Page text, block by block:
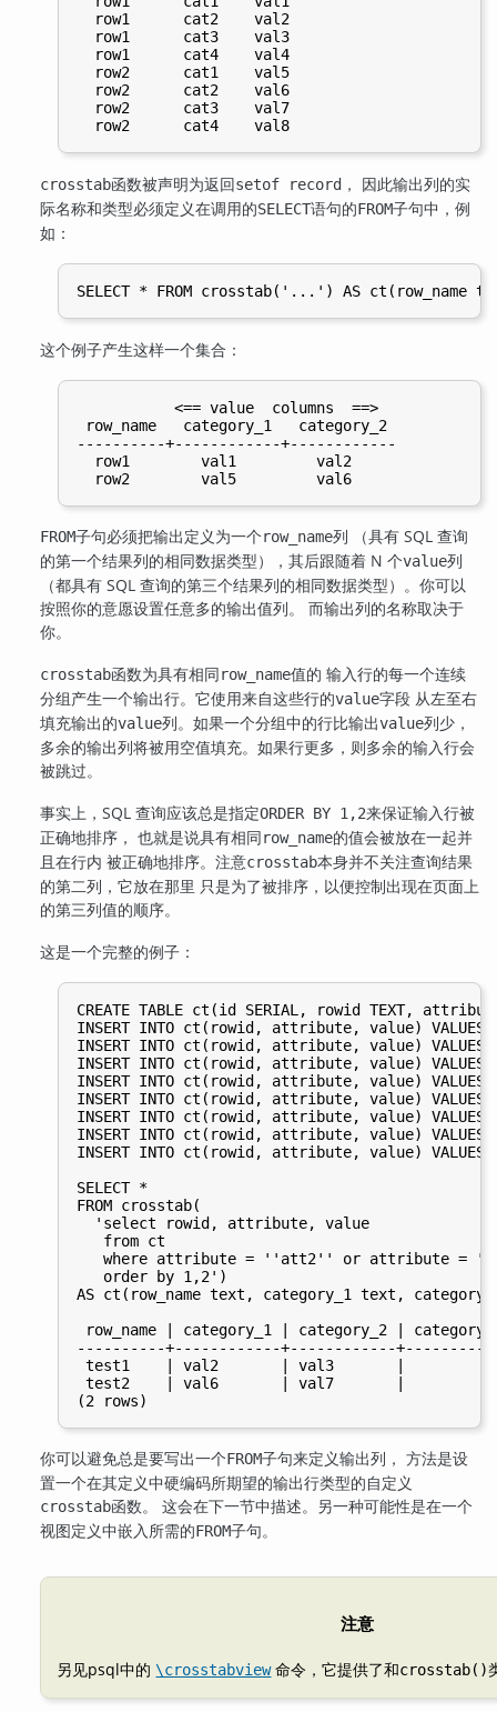
  row1      cat2    val2
  row1      cat3    val3
  row1      cat4    val4
  row2      cat1    val5
  row2      cat2    val6
  row2      cat3    val7
crosstab函数被声明为返回setof record ， 因此输出列的实
际名称和类型必须定义在调用的SELECT语句的FROM子句中，例
如：
这个例子产生这样一个集合：
           <== value  columns  ==>
row_name   category_1   category_2
----------+------------+------------
  row1        val1         val2
FROM子句必须把输出定义为一个row_name列 （具有 SQL 查询
的第一个结果列的相同数据类型），其后跟随着 N 个value列
（都具有 SQL 查询的第三个结果列的相同数据类型）。你可以
按照你的意愿设置任意多的输出值列。 而输出列的名称取决于
你。
crosstab函数为具有相同row_name值的 输入行的每一个连续
分组产生一个输出行。它使用来自这些行的value字段 从左至右
填充输出的value列。如果一个分组中的行比输出value列少，
多余的输出列将被用空值填充。如果行更多，则多余的输入行会
被跳过。
事实上，SQL 查询应该总是指定ORDER BY 1,2来保证输入行被
正确地排序， 也就是说具有相同row_name的值会被放在一起并
且在行内 被正确地排序。注意crosstab本身并不关注查询结果
的第二列，它放在那里 只是为了被排序，以便控制出现在页面上
的第三列值的顺序。
这是一个完整的例子：
CREATE TABLE ct(id SERIAL, rowid TEXT,
INSERT INTO ct(rowid, attribute, value)
INSERT INTO ct(rowid, attribute, value)
INSERT INTO ct(rowid, attribute, value)
INSERT INTO ct(rowid, attribute, value)
INSERT INTO ct(rowid, attribute, value)
INSERT INTO ct(rowid, attribute, value)
INSERT INTO ct(rowid, attribute, value)
INSERT INTO ct(rowid, attribute, value)
SELECT *
FROM crosstab(
  'select rowid, attribute, value
   from ct
where attribute = ''att2'' or attribute =
   order by 1,2')
AS ct(row_name text, category_1 text,
row_name | category_1 | category_2 |
----------+------------+------------
test1    | val2       | val3       |
test2    | val6       | val7       |
你可以避免总是要写出一个FROM子句来定义输出列， 方法是设
置一个在其定义中硬编码所期望的输出行类型的自定义
crosstab函数。 这会在下一节中描述。另一种可能性是在一个
视图定义中嵌入所需的FROM子句。
注意
另见psql中的\crosstabview命令，它提供了和crosstab()